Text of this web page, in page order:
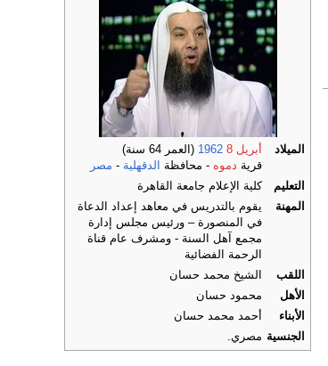
الميلاد أبريل 8 1962 (العمر 64 سنة)
قرية دموه - محافظة الدقهلية - مصر
التعليم
كلية الإعلام جامعة القاهرة
المهنة
يقوم بالتدريس في معاهد إعداد الدعاة
في المنصورة – ورئيس مجلس إدارة
مجمع آهل السنة - ومشرف عام قناة
الرحمة الفضائية
اللقب
الشيخ محمد حسان
الأهل
محمود حسان
الأبناء
أحمد محمد حسان
الجنسية مصري.